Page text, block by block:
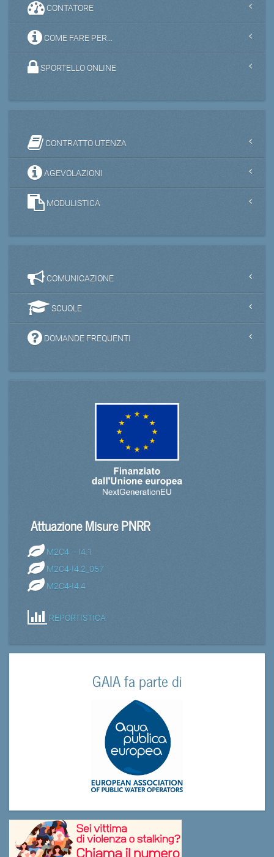
CONTATORE
COME FARE PER...
SPORTELLO ONLINE
CONTRATTO UTENZA
AGEVOLAZIONI
MODULISTICA
COMUNICAZIONE
SCUOLE
DOMANDE FREQUENTI
Attuazione Misure PNRR
M2C4 – I4.1
M2C4-I4.2_057
M2C4-I4.4
REPORTISTICA
GAIA fa parte di